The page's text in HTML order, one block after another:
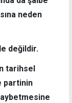
neden
değildir.
tarihsel
partinin